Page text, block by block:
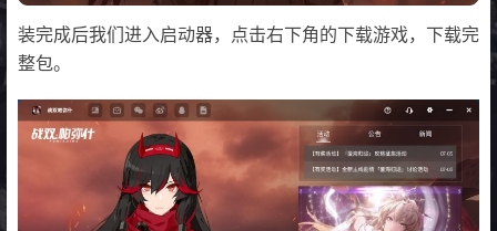
装完成后我们进入启动器，点击右下角的下载游戏，下载完
整包。